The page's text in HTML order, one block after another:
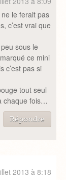
le ferait pas
c’est vrai que
sous le
ce mini
c’est pas si
tout seul
chaque fois…
Répondre
2013 à 8:18